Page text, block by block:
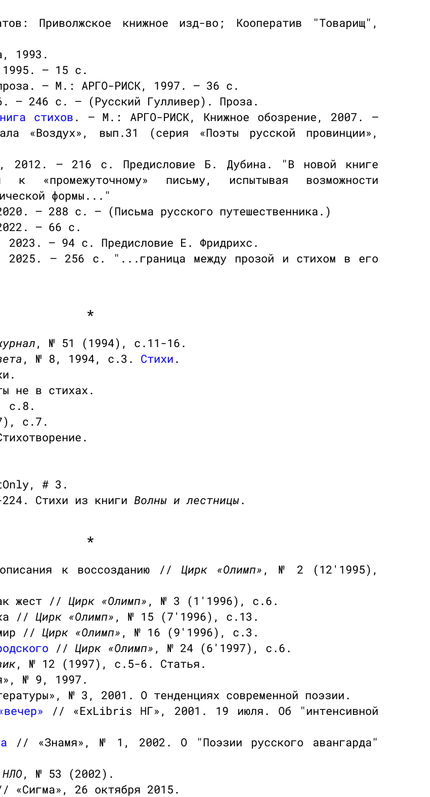
Приволжское книжное изд-во; Кооператив "Товарищ",
1993.
— 15 с.
— М.: АРГО-РИСК, 1997. — 36 с.
— 246 с. — (Русский Гулливер). Проза.
стихов . — М.: АРГО-РИСК, Книжное обозрение, 2007. —
«Воздух», вып.31 (серия «Поэты русской провинции»,
2012. — 216 с. Предисловие Б. Дубина. "В новой книге
к «промежуточному» письму, испытывая возможности
формы..."
— 288 с. — (Письма русского путешественника.)
— 66 с.
— 94 с. Предисловие Е. Фридрихс.
2025. — 256 с. "...граница между прозой и стихом в его
*
, № 51 (1994), с.11-16.
, № 8, 1994, с.3. Стихи .
не в стихах.
с.8.
с.7.
# 3.
Стихи из книги Волны и лестницы.
*
к воссозданию //Цирк «Олимп» , № 2 (12'1995),
жест // Цирк «Олимп» , № 3 (1'1996), с.6.
// Цирк «Олимп» , № 15 (7'1996), с.13.
// Цирк «Олимп» , № 16 (9'1996), с.3.
// Цирк «Олимп» , № 24 (6'1997), с.6.
, № 12 (1997), с.5-6. Статья.
№ 9, 1997.
№ 3, 2001. О тенденциях современной поэзии.
// «ExLibris НГ», 2001. 19 июля. Об "интенсивной
// «Знамя», № 1, 2002. О "Поэзии русского авангарда"
НЛО, № 53 (2002).
«Сигма», 26 октября 2015.